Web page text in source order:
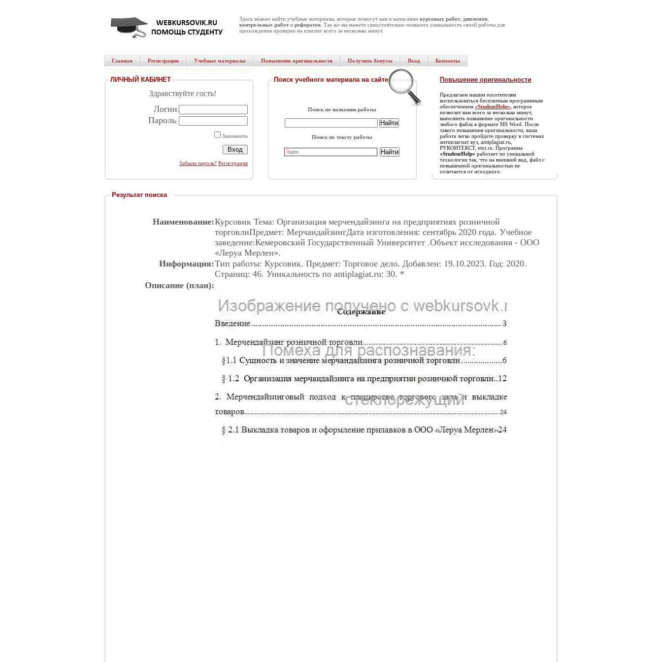
Здесь можно найти учебные материалы, которые помогут вам в написании курсовых работ, дипломов
контрольных работи рефератов . Так же вы мажете самостоятельно повысить уникальность своей работы для
прохождения проверки на плагиат всего за несколько минут.
Главная Регистрация Учебные материалы Повышение оригинальности Получить бонусы Вход Контакты
ЛИЧНЫЙ КАБИНЕТ
Здравствуйте гость!
Логин:
Пароль:
Запомнить
Забыли пароль? Регистрация
Поиск учебного материала на сайте
Поиск по названию работы
Поиск по тексту работы
Повышение оригинальности
Предлагаем нашим посетителям
воспользоваться бесплатным программным
обеспечением «StudentHelp» , которое
позволит вам всего за несколько минут,
выполнить повышение оригинальности
любого файла в формате MS Word. После
такого повышения оригинальности, ваша
работа легко пройдете проверку в системах
антиплагиат вуз, antiplagiat.ru,
РУКОНТЕКСТ, etxt.ru. Программа
«StudentHelp» работает по уникальной
технологии так, что на внешний вид, файл с
повышенной оригинальностью не
отличается от исходного.
Результат поиска
Наименование:Курсовик Тема: Организация мерчендайзинга на предприятиях розничной
торговлиПредмет: МерчандайзингДата изготовления: сентябрь 2020 года. Учебное
заведение:Кемеровский Государственный Университет .Объект исследования - ООО
«Леруа Мерлен».
Информация:Тип работы: Курсовик. Предмет: Торговое дело. Добавлен: 19.10.2023. Год: 2020.
Страниц: 46. Уникальность по antiplagiat.ru: 30. *
Описание (план):